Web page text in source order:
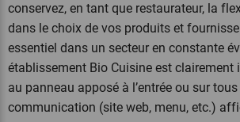
conservez, en tant que restaurateur, la
dans le choix de vos produits et
essentiel dans un secteur en constante
établissement Bio Cuisine est clairement
au panneau apposé à l’entrée ou sur
communication (site web, menu, etc.)